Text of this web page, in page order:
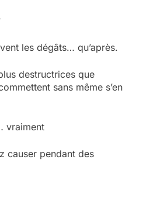
les dégâts… qu’après.
destructrices que
sans même s’en
vraiment
causer pendant des